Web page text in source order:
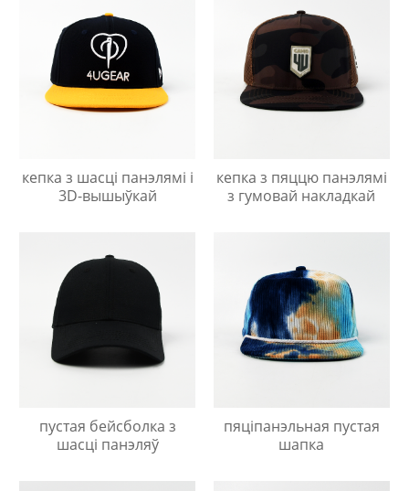
кепка з шасці панэлямі і
3D-вышыўкай
кепка з пяццю панэлямі
з гумовай накладкай
пустая бейсболка з
шасці панэляў
пяціпанэльная пустая
шапка